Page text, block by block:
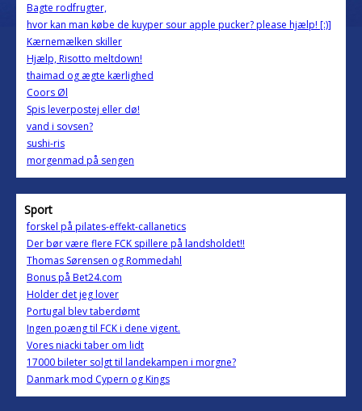
Bagte rodfrugter,
hvor kan man købe de kuyper sour apple pucker? please hjælp! [:)]
Kærnemælken skiller
Hjælp, Risotto meltdown!
thaimad og ægte kærlighed
Coors Øl
Spis leverpostej eller dø!
vand i sovsen?
sushi-ris
morgenmad på sengen
Sport
forskel på pilates-effekt-callanetics
Der bør være flere FCK spillere på landsholdet!!
Thomas Sørensen og Rommedahl
Bonus på Bet24.com
Holder det jeg lover
Portugal blev taberdømt
Ingen poæng til FCK i dene vigent.
Vores niacki taber om lidt
17000 bileter solgt til landekampen i morgne?
Danmark mod Cypern og Kings